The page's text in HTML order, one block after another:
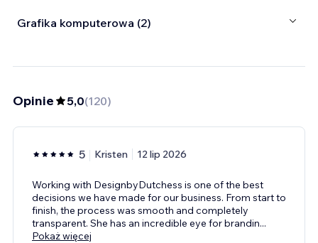
Grafika komputerowa (2)
Opinie 5,0(120)
5 Kristen 12 lip 2026
Working with DesignbyDutchess is one of the best
decisions we have made for our business. From start to
finish, the process was smooth and completely
transparent. She has an incredible eye for brandin...
Pokaż więcej